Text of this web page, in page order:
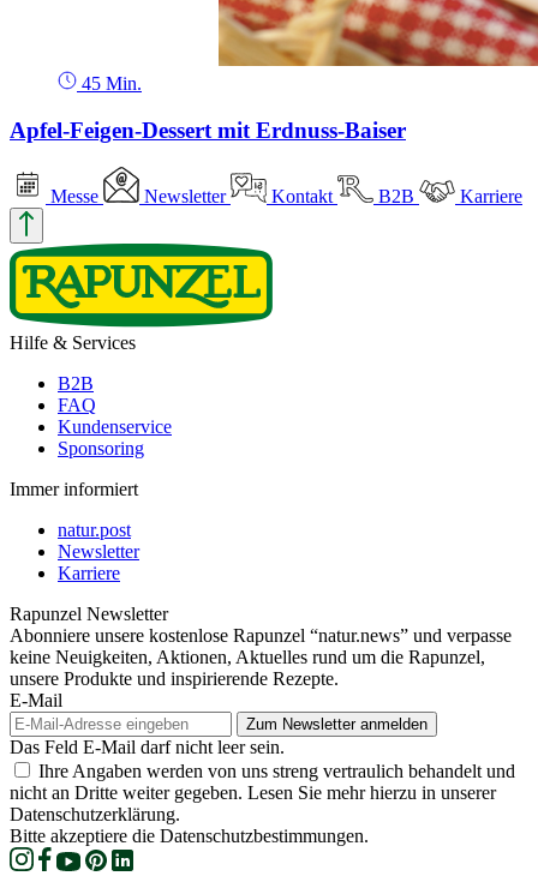
45 Min.
Apfel-Feigen-Dessert mit Erdnuss-Baiser
Messe Newsletter Kontakt B2B Karriere
Hilfe & Services
B2B
FAQ
Kundenservice
Sponsoring
Immer informiert
natur.post
Newsletter
Karriere
Rapunzel Newsletter
Abonniere unsere kostenlose Rapunzel “natur.news” und verpasse
keine Neuigkeiten, Aktionen, Aktuelles rund um die Rapunzel,
unsere Produkte und inspirierende Rezepte.
E-Mail
Das Feld E-Mail darf nicht leer sein.
Ihre Angaben werden von uns streng vertraulich behandelt und
nicht an Dritte weiter gegeben. Lesen Sie mehr hierzu in unserer
Datenschutzerklärung.
Bitte akzeptiere die Datenschutzbestimmungen.